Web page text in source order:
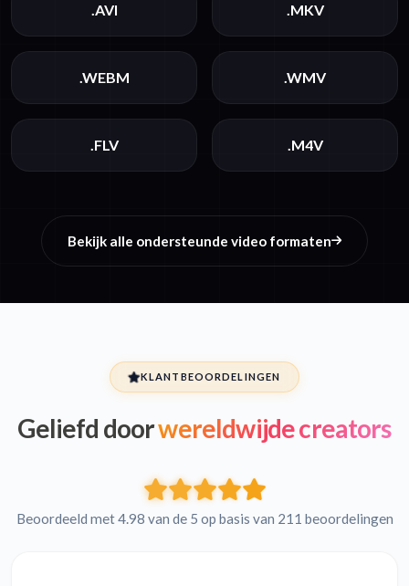
.AVI .MKV
.WEBM .WMV
.FLV .M4V
Bekijk alle ondersteunde video formaten
KLANTBEOORDELINGEN
Geliefd doorwereldwijde creators
Beoordeeld met 4.98 van de 5 op basis van 211 beoordelingen